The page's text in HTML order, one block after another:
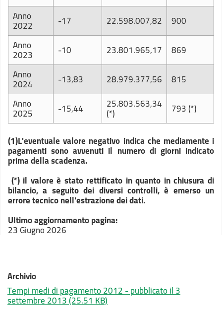
Anno
2022 -17 22.598.007,82
900
Anno
2023 -10 23.801.965,17
869
Anno
2024 -13,83 28.979.377,56
815
Anno
2025 -15,44 25.803.563,34
(*) 793 (*)
(1)L'eventuale valore negativo indica che mediamente i
pagamenti sono avvenuti il numero di giorni indicato
prima della scadenza.
(*) il valore è stato rettificato in quanto in chiusura di
bilancio, a seguito dei diversi controlli, è emerso un
errore tecnico nell'estrazione dei dati.
Ultimo aggiornamento pagina:
23 Giugno 2026
Archivio
Tempi medi di pagamento 2012 - pubblicato il 3
settembre 2013(25.51 KB)